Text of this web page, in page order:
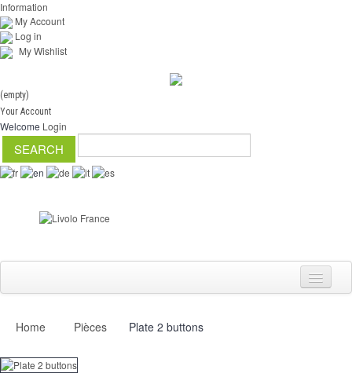
Information
My Account
Log in
My Wishlist
(empty)
Your Account
Welcome Login
Switch
Dimmer
Home Pièces Plate 2 buttons